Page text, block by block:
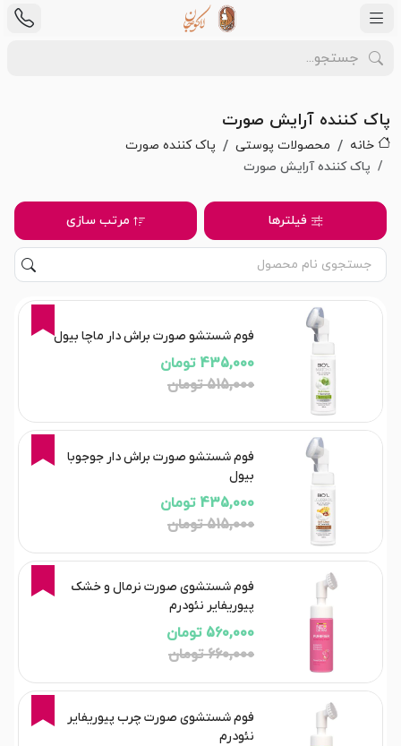
پاک کننده آرایش صورت
خانه محصولات پوستی
پاک کننده صورت
پاک کننده آرایش صورت
فیلترها مرتب سازی
16%
فوم شستشو صورت براش دار ماچا بیول
435,000 تومان
515,000 تومان
16%
فوم شستشو صورت براش دار جوجوبا
بیول
435,000 تومان
515,000 تومان
15%
فوم شستشوی صورت نرمال و خشک
پیوریفایر نئودرم
560,000 تومان
660,000 تومان
15%
فوم شستشوی صورت چرب پیوریفایر
نئودرم